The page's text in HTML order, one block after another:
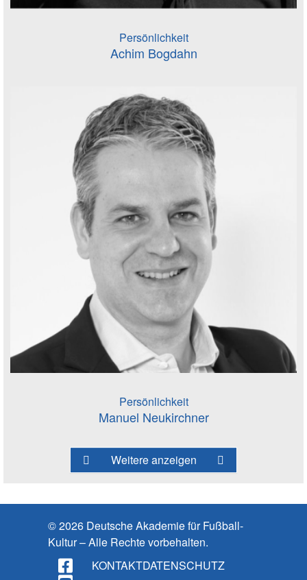
Persönlichkeit
Achim Bogdahn
Persönlichkeit
Manuel Neukirchner
Weitere anzeigen
© 2026 Deutsche Akademie für Fußball-
Kultur – Alle Rechte vorbehalten.
KONTAKTDATENSCHUTZ